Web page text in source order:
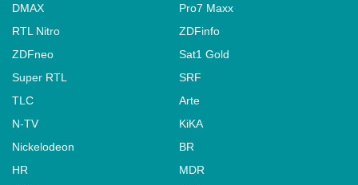
DMAX
Pro7 Maxx
RTL Nitro
ZDFinfo
ZDFneo
Sat1 Gold
Super RTL
SRF
TLC
Arte
N-TV
KiKA
Nickelodeon
BR
HR
MDR